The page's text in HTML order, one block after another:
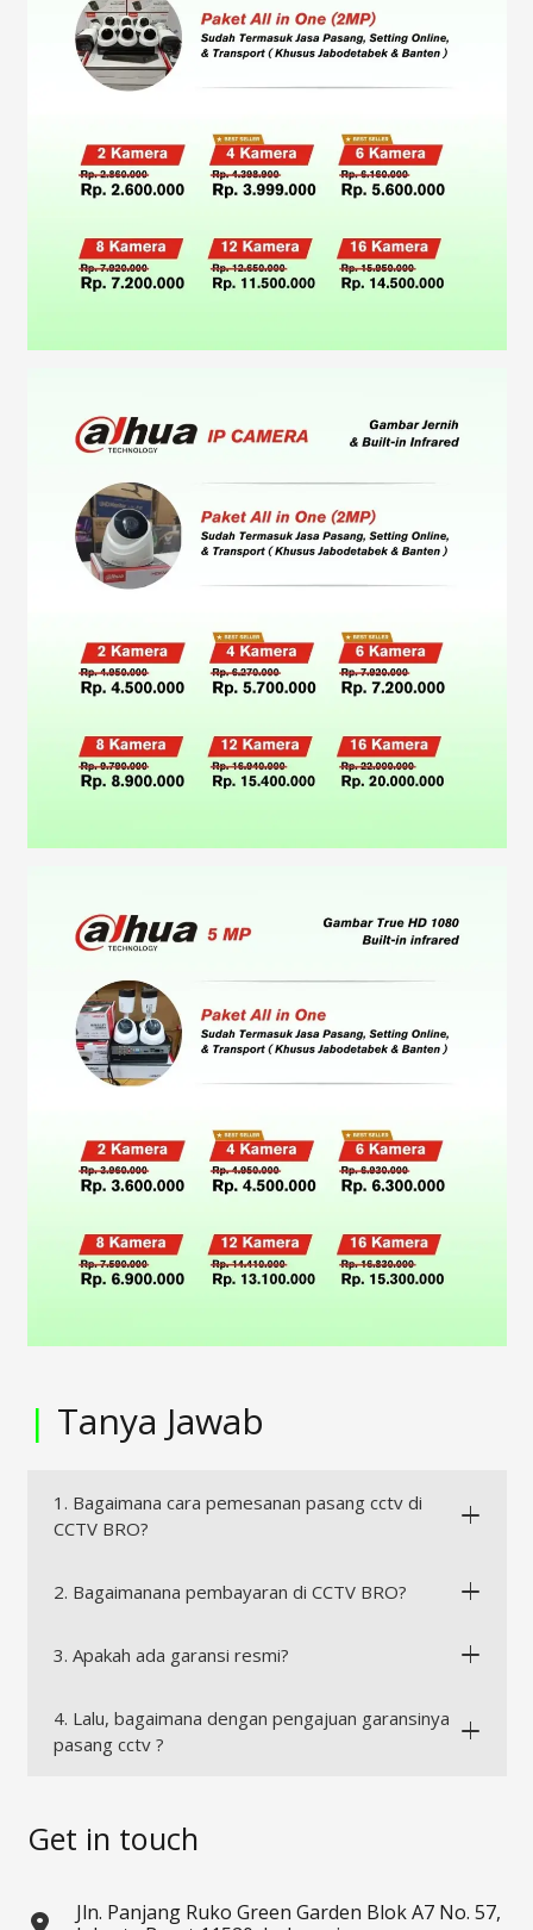
| Tanya Jawab
1. Bagaimana cara pemesanan pasang cctv di
CCTV BRO?
2. Bagaimanana pembayaran di CCTV BRO?
3. Apakah ada garansi resmi?
4. Lalu, bagaimana dengan pengajuan garansinya
pasang cctv ?
Get in touch
Jln. Panjang Ruko Green Garden Blok A7 No. 57,